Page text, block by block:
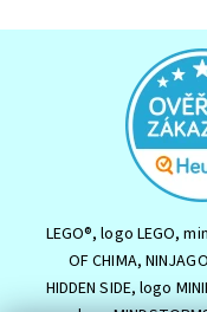
LEGO®, logo LEGO,
OF CHIMA,
HIDDEN SIDE, logo